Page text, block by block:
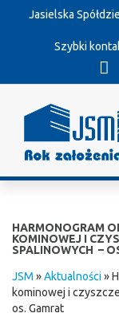
Jasielska
Szybki
HARMONOGRAM
KOMINOWEJ I
SPALINOWYCH –
JSM »Aktualności»
kominowej i
os. Gamrat